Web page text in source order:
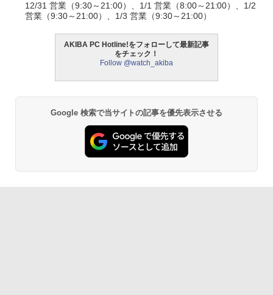
12/31 営業（9:30～21:00）、1/1 営業（8:00～21:00）、1/2
営業（9:30～21:00）、1/3 営業（9:30～21:00）
AKIBA PC Hotline!をフォローして最新記事
をチェック！
Follow @watch_akiba
Google 検索で当サイトの記事を優先表示させる